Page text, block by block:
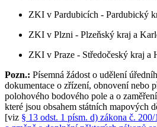
ZKI v Pardubicích - Pardubický
ZKI v Plzni - Plzeňský kraj a
ZKI v Praze - Středočeský kraj a
Pozn.: Písemná žádost o udělení
dokumentace o zřízení, obnovení nebo
polohového bodového pole a o
které jsou obsahem státních mapových
[viz § 13 odst. 1 písm. d) zákona č.